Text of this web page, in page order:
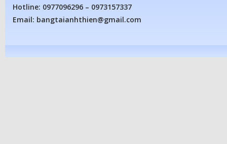
Hotline: 0977096296 – 0973157337
Email: bangtaianhthien@gmail.com